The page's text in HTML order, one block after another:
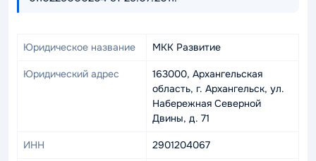
Юридическое название МКК Развитие
Юридический адрес
163000, Архангельская
область, г. Архангельск, ул.
Набережная Северной
Двины, д. 71
ИНН 2901204067